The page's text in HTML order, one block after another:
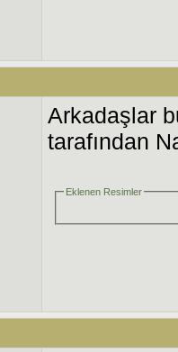
Arkadaşlar
tarafından
Eklenen Resimler